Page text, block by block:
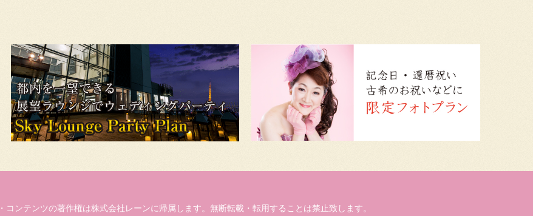
コンテンツの著作権は株式会社レーンに帰属します。無断転載・転用することは禁止致します。